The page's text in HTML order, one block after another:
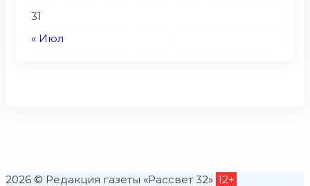
« Июл
31
2026 © Редакция газеты «Рассвет 32» 12+